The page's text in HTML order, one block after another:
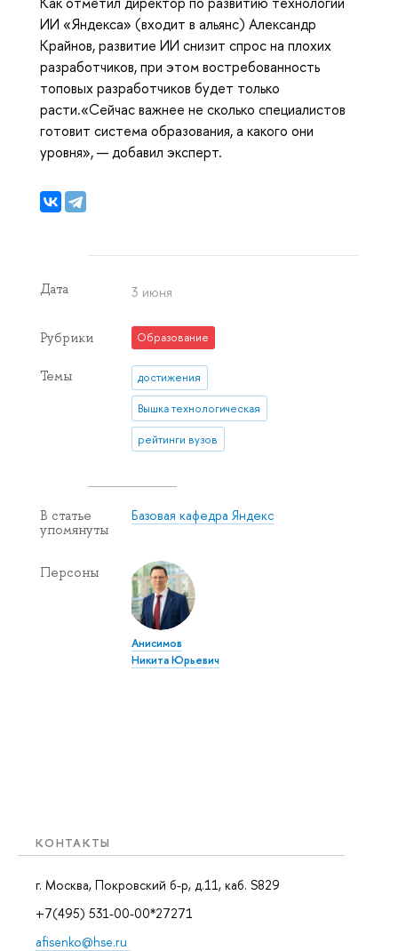
КОНТАКТЫ
г. Москва, Покровский б-р, д.11, каб. S829
+7(495) 531-00-00*27271
afisenko@hse.ru
ИИ «Яндекса» (входит в альянс) Александр
Крайнов, развитие ИИ снизит спрос на плохих
разработчиков, при этом востребованность
топовых разработчиков будет только
расти.«Сейчас важнее не сколько специалистов
готовит система образования, а какого они
уровня», — добавил эксперт.
Дата 3 июня
Рубрики Образование
Темы достижения
Вышка технологическая
рейтинги вузов
В статье
упомянуты
Базовая кафедра Яндекс
Персоны
Анисимов
Никита Юрьевич